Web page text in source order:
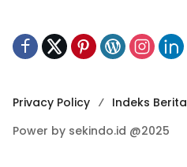
Privacy Policy Indeks Berita
Power by sekindo.id @2025